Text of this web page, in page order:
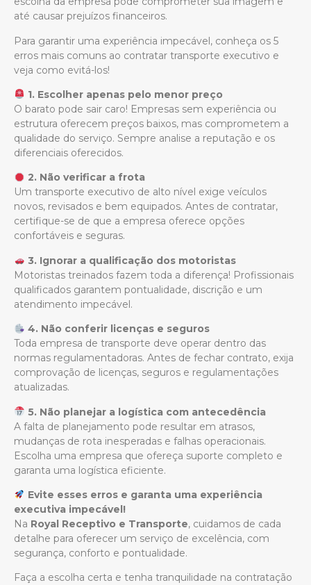
até causar prejuízos financeiros.
Para garantir uma experiência impecável, conheça os 5
erros mais comuns ao contratar transporte executivo e
veja como evitá-los!
1. Escolher apenas pelo menor preço
O barato pode sair caro! Empresas sem experiência ou
estrutura oferecem preços baixos, mas comprometem a
qualidade do serviço. Sempre analise a reputação e os
diferenciais oferecidos.
2. Não verificar a frota
Um transporte executivo de alto nível exige veículos
novos, revisados e bem equipados. Antes de contratar,
certifique-se de que a empresa oferece opções
confortáveis e seguras.
3. Ignorar a qualificação dos motoristas
Motoristas treinados fazem toda a diferença! Profissionais
qualificados garantem pontualidade, discrição e um
atendimento impecável.
4. Não conferir licenças e seguros
Toda empresa de transporte deve operar dentro das
normas regulamentadoras. Antes de fechar contrato, exija
comprovação de licenças, seguros e regulamentações
atualizadas.
5. Não planejar a logística com antecedência
A falta de planejamento pode resultar em atrasos,
mudanças de rota inesperadas e falhas operacionais.
Escolha uma empresa que ofereça suporte completo e
garanta uma logística eficiente.
Evite esses erros e garanta uma experiência
executiva impecável!
Na Royal Receptivo e Transporte, cuidamos de cada
detalhe para oferecer um serviço de excelência, com
segurança, conforto e pontualidade.
Faça a escolha certa e tenha tranquilidade na contratação